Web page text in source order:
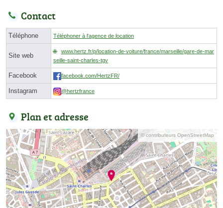
Contact
Téléphone Téléphoner à l'agence de location
Site web
www.hertz.fr/p/location-de-voiture/france/marseille/gare-de-mar
seille-saint-charles-tgv
Facebook facebook.com/HertzFR/
Instagram @hertzfrance
Plan et adresse
© contributeurs OpenStreetMap